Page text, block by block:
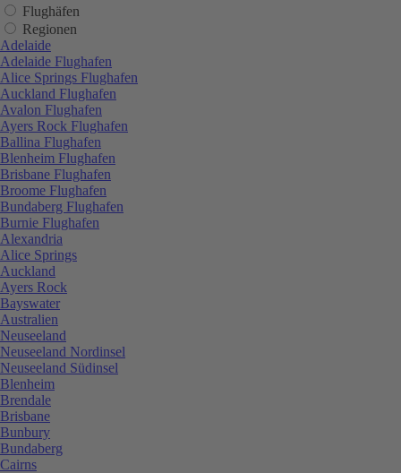
Flughäfen
Regionen
Adelaide
Adelaide Flughafen
Alice Springs Flughafen
Auckland Flughafen
Avalon Flughafen
Ayers Rock Flughafen
Ballina Flughafen
Blenheim Flughafen
Brisbane Flughafen
Broome Flughafen
Bundaberg Flughafen
Burnie Flughafen
Alexandria
Alice Springs
Auckland
Ayers Rock
Bayswater
Australien
Neuseeland
Neuseeland Nordinsel
Neuseeland Südinsel
Blenheim
Brendale
Brisbane
Bunbury
Bundaberg
Cairns